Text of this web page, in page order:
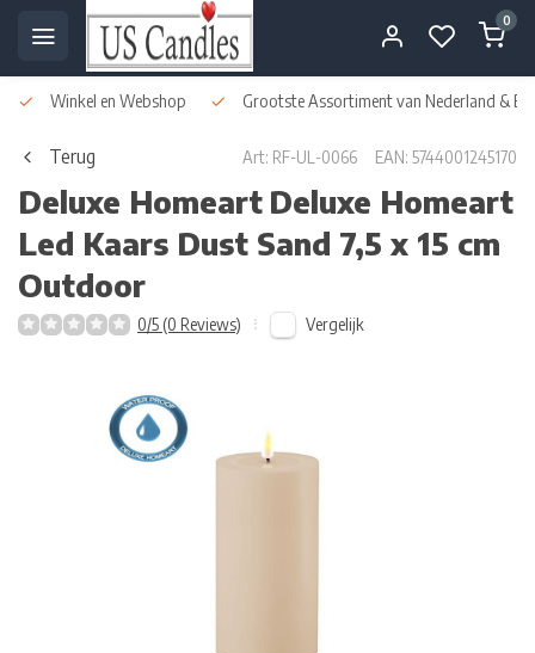
0
Winkel en Webshop Grootste Assortiment van Nederland &
Terug Art: RF-UL-0066 EAN: 5744001245170
Deluxe Homeart Deluxe Homeart
Led Kaars Dust Sand 7,5 x 15 cm
Outdoor
0/5 (0 Reviews) Vergelijk